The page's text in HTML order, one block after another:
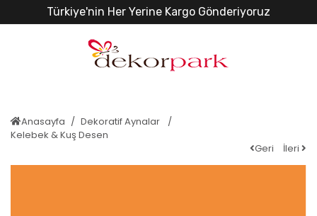
Türkiye'nin Her Yerine Kargo Gönderiyoruz
Anasayfa
Dekoratif Aynalar
Kelebek & Kuş Desen
Geri
İleri